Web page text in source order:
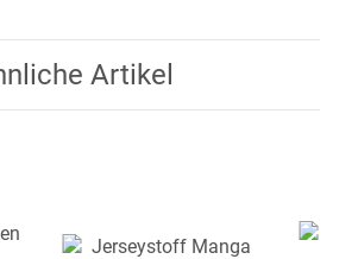
Artikel